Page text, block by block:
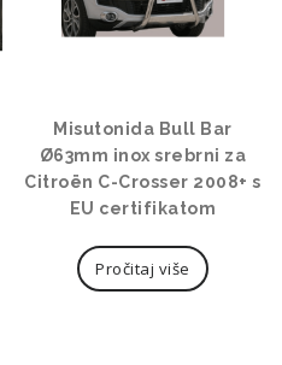
Misutonida Bull Bar
Ø63mm inox srebrni za
Citroën C-Crosser 2008+ s
EU certifikatom
Pročitaj više